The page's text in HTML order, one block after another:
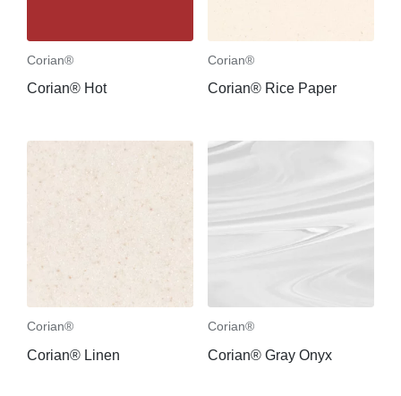
Corian®
Corian® Hot
Corian®
Corian® Rice Paper
Corian®
Corian® Linen
Corian®
Corian® Gray Onyx